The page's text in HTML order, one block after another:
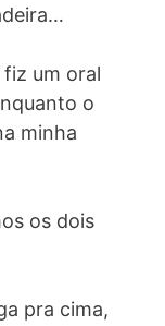
um oral
o
minha
os dois
pra cima,